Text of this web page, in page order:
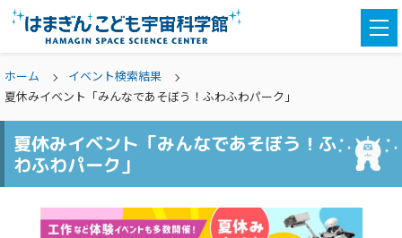
ホーム
イベント検索結果
夏休みイベント「みんなであそぼう！ふわふわパーク」
夏休みイベント「みんなであそぼう！ふ
わふわパーク」